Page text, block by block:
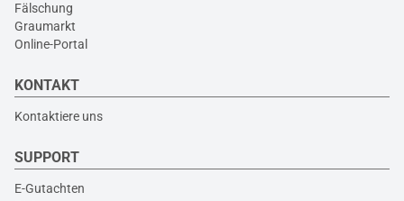
Fälschung
Graumarkt
Online-Portal
KONTAKT
Kontaktiere uns
SUPPORT
E-Gutachten